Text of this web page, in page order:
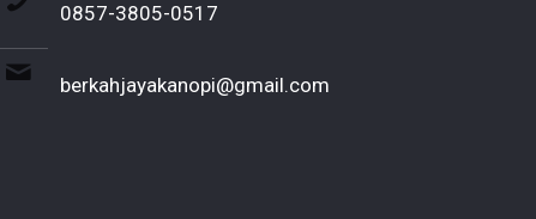
0857-3805-0517
berkahjayakanopi@gmail.com